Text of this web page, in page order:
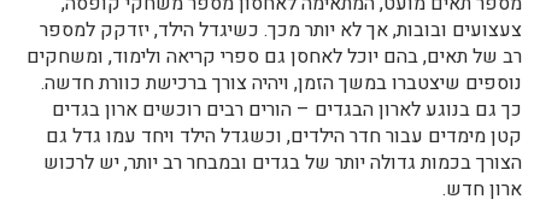
צעצועים ובובות, אך לא יותר מכך. כשיגדל הילד, יזדקק למספר
רב של תאים, בהם יוכל לאחסן גם ספרי קריאה ולימוד, ומשחקים
נוספים שיצטברו במשך הזמן, ויהיה צורך ברכישת כוורת חדשה.
כך גם בנוגע לארון הבגדים – הורים רבים רוכשים ארון בגדים
קטן מימדים עבור חדר הילדים, וכשגדל הילד ויחד עמו גדל גם
הצורך בכמות גדולה יותר של בגדים ובמבחר רב יותר, יש לרכוש
ארון חדש.